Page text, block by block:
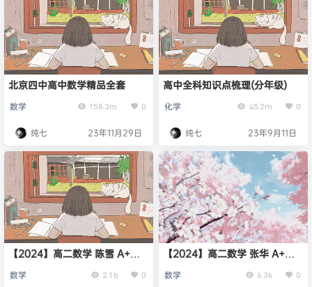
北京四中高中数学精品全套
数学 158.3m 0
纯七 23年11月29日
高中全科知识点梳理(分年级)
化学 45.2m 0
纯七 23年9月11日
【2024】高二数学 陈雪 A+暑
数学 2.1b 0
【2024】高二数学 张华 A+暑
数学 6.3k 0